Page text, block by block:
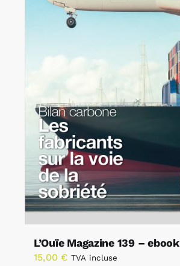
L’Ouïe Magazine 139 – ebook
15,00 € TVA incluse